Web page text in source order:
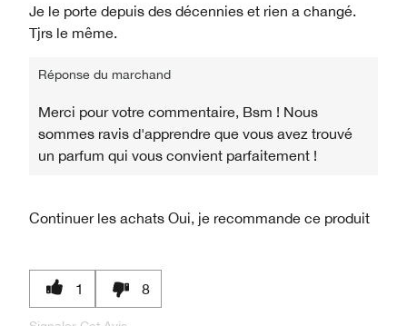
Je le porte depuis des décennies et rien a changé.
Tjrs le même.
Réponse du marchand
Merci pour votre commentaire, Bsm ! Nous
sommes ravis d'apprendre que vous avez trouvé
un parfum qui vous convient parfaitement !
Continuer les achats Oui, je recommande ce produit
1 8